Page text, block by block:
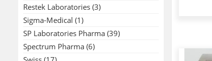
Restek Laboratories (3)
Sigma-Medical (1)
SP Laboratories Pharma (39)
Spectrum Pharma (6)